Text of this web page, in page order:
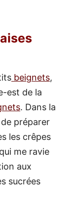
beignets,
est de la
. Dans la
préparer
les crêpes
me ravie
aux
sucrées